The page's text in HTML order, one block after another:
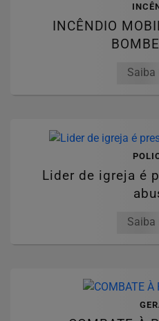
INCÊNDIO
Saiba
Lider de igreja é
Saiba